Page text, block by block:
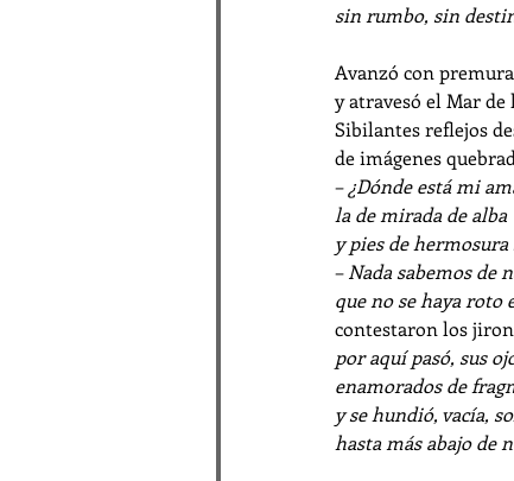
sin rumbo, sin
Avanzó con
y atravesó el Mar de
Sibilantes reflejos
de imágenes
– ¿Dónde está mi
la de mirada de alba
y pies de
– Nada sabemos de
que no se haya roto
contestaron los
por aquí pasó, sus
enamorados de
y se hundió, vacía,
hasta más abajo de